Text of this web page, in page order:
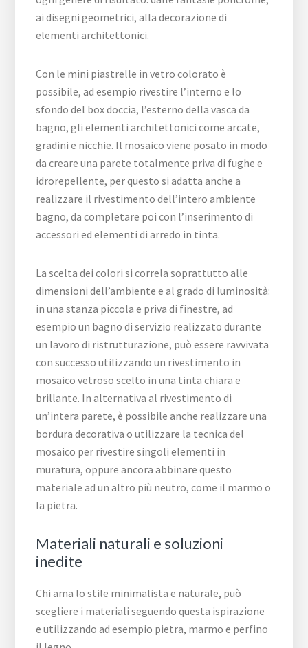
ai disegni geometrici, alla decorazione di
elementi architettonici.
Con le mini piastrelle in vetro colorato è
possibile, ad esempio rivestire l’interno e lo
sfondo del box doccia, l’esterno della vasca da
bagno, gli elementi architettonici come arcate,
gradini e nicchie. Il mosaico viene posato in modo
da creare una parete totalmente priva di fughe e
idrorepellente, per questo si adatta anche a
realizzare il rivestimento dell’intero ambiente
bagno, da completare poi con l’inserimento di
accessori ed elementi di arredo in tinta.
La scelta dei colori si correla soprattutto alle
dimensioni dell’ambiente e al grado di luminosità:
in una stanza piccola e priva di finestre, ad
esempio un bagno di servizio realizzato durante
un lavoro di ristrutturazione, può essere ravvivata
con successo utilizzando un rivestimento in
mosaico vetroso scelto in una tinta chiara e
brillante. In alternativa al rivestimento di
un’intera parete, è possibile anche realizzare una
bordura decorativa o utilizzare la tecnica del
mosaico per rivestire singoli elementi in
muratura, oppure ancora abbinare questo
materiale ad un altro più neutro, come il marmo o
la pietra.
Materiali naturali e soluzioni
inedite
Chi ama lo stile minimalista e naturale, può
scegliere i materiali seguendo questa ispirazione
e utilizzando ad esempio pietra, marmo e perfino